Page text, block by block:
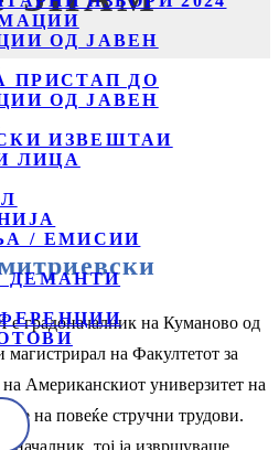
ОД ЈАВЕН
ПРИСТАП ДО
ОД ЈАВЕН
ИЗВЕШТАИ
ЛИЦА
/ ЕМИСИИ
ДЕМАНТИ
на Куманово од
на Факултетот за
Американскиот универзитет на
е на повеќе стручни трудови.
тој ја извршуваше